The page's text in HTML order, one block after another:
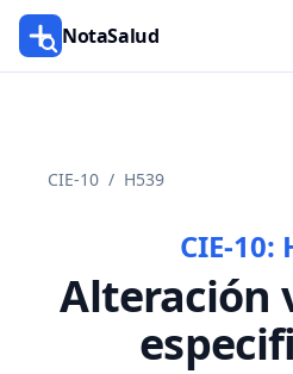
NotaSalud
CIE-10 / H539
CIE-10:
Alteración